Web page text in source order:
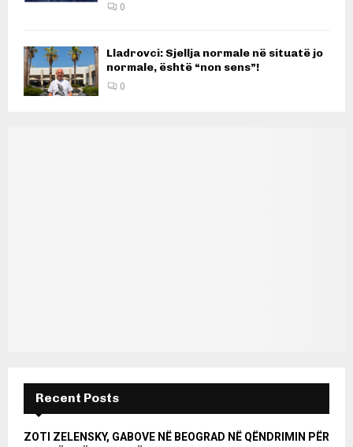
0
Lladrovci: Sjellja normale në situatë jo
normale, është “non sens”!
0
Recent Posts
ZOTI ZELENSKY, GABOVE NË BEOGRAD NË QËNDRIMIN PËR